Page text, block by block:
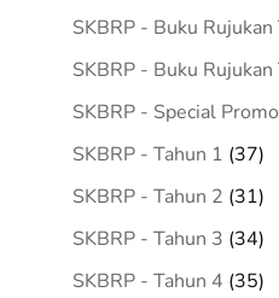
SKBRP - Buku
SKBRP - Buku
SKBRP - Special
SKBRP - Tahun 1 3737
SKBRP - Tahun 2 3131
SKBRP - Tahun 3 3434
SKBRP - Tahun 4 3535